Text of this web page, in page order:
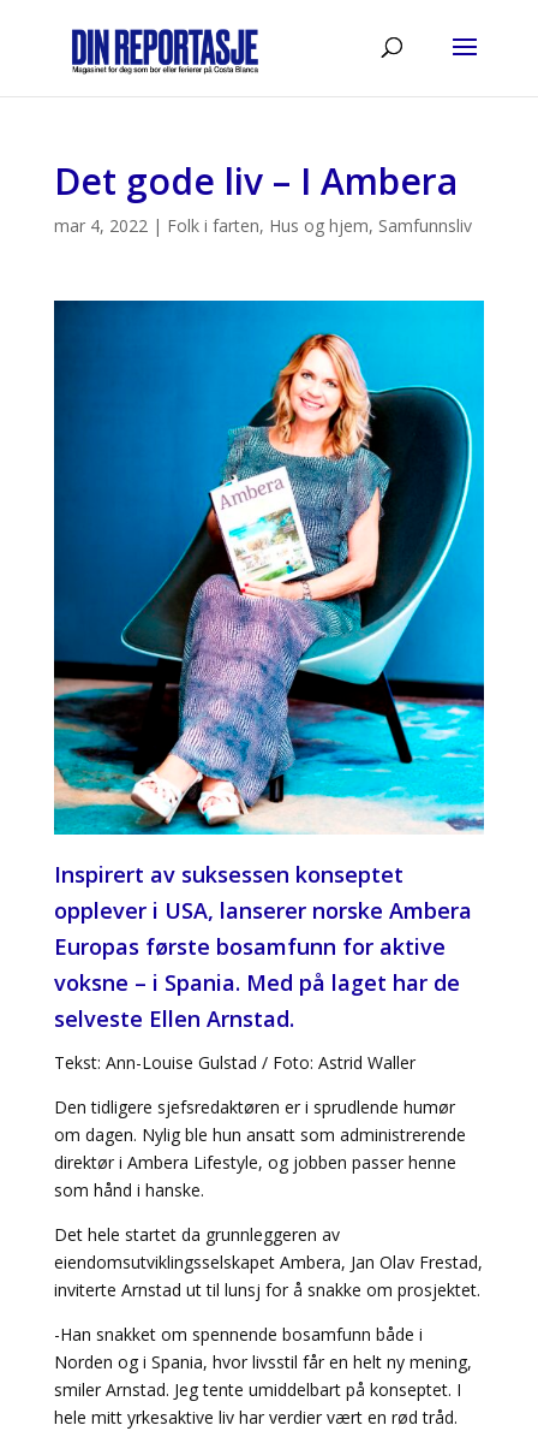
Det gode liv – I Ambera
mar 4, 2022| Folk i farten, Hus og hjem, Samfunnsliv
Inspirert av suksessen konseptet
opplever i USA, lanserer norske Ambera
Europas første bosamfunn for aktive
voksne – i Spania. Med på laget har de
selveste Ellen Arnstad.
Tekst: Ann-Louise Gulstad / Foto: Astrid Waller
Den tidligere sjefsredaktøren er i sprudlende humør
om dagen. Nylig ble hun ansatt som administrerende
direktør i Ambera Lifestyle, og jobben passer henne
som hånd i hanske.
Det hele startet da grunnleggeren av
eiendomsutviklingsselskapet Ambera, Jan Olav Frestad,
inviterte Arnstad ut til lunsj for å snakke om prosjektet.
-Han snakket om spennende bosamfunn både i
Norden og i Spania, hvor livsstil får en helt ny mening,
smiler Arnstad. Jeg tente umiddelbart på konseptet. I
hele mitt yrkesaktive liv har verdier vært en rød tråd.